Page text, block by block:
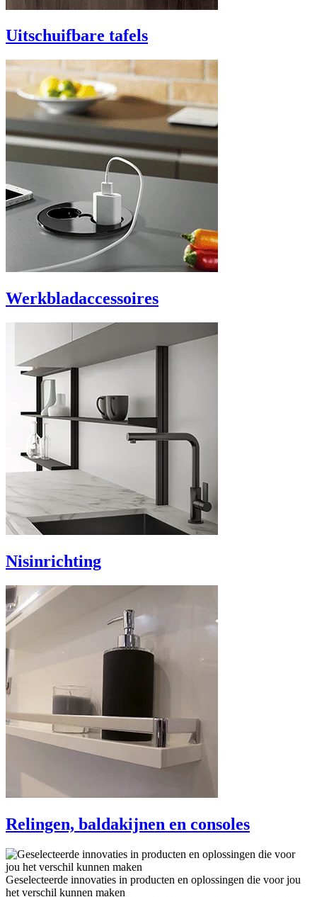
Uitschuifbare tafels
Werkbladaccessoires
Nisinrichting
Relingen, baldakijnen en consoles
Geselecteerde innovaties in producten en oplossingen die voor jou
het verschil kunnen maken